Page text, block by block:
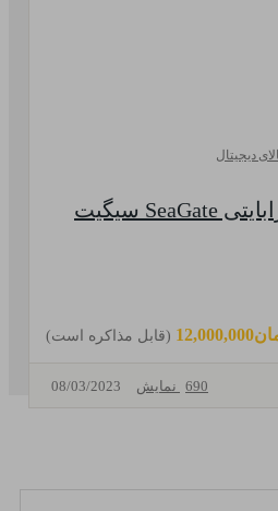
دیجیتال
هارد اینترنال ۱۰ ترابایتی SeaGate سیگیت
(قابل مذاکره است)
690 نمایش 08/03/2023